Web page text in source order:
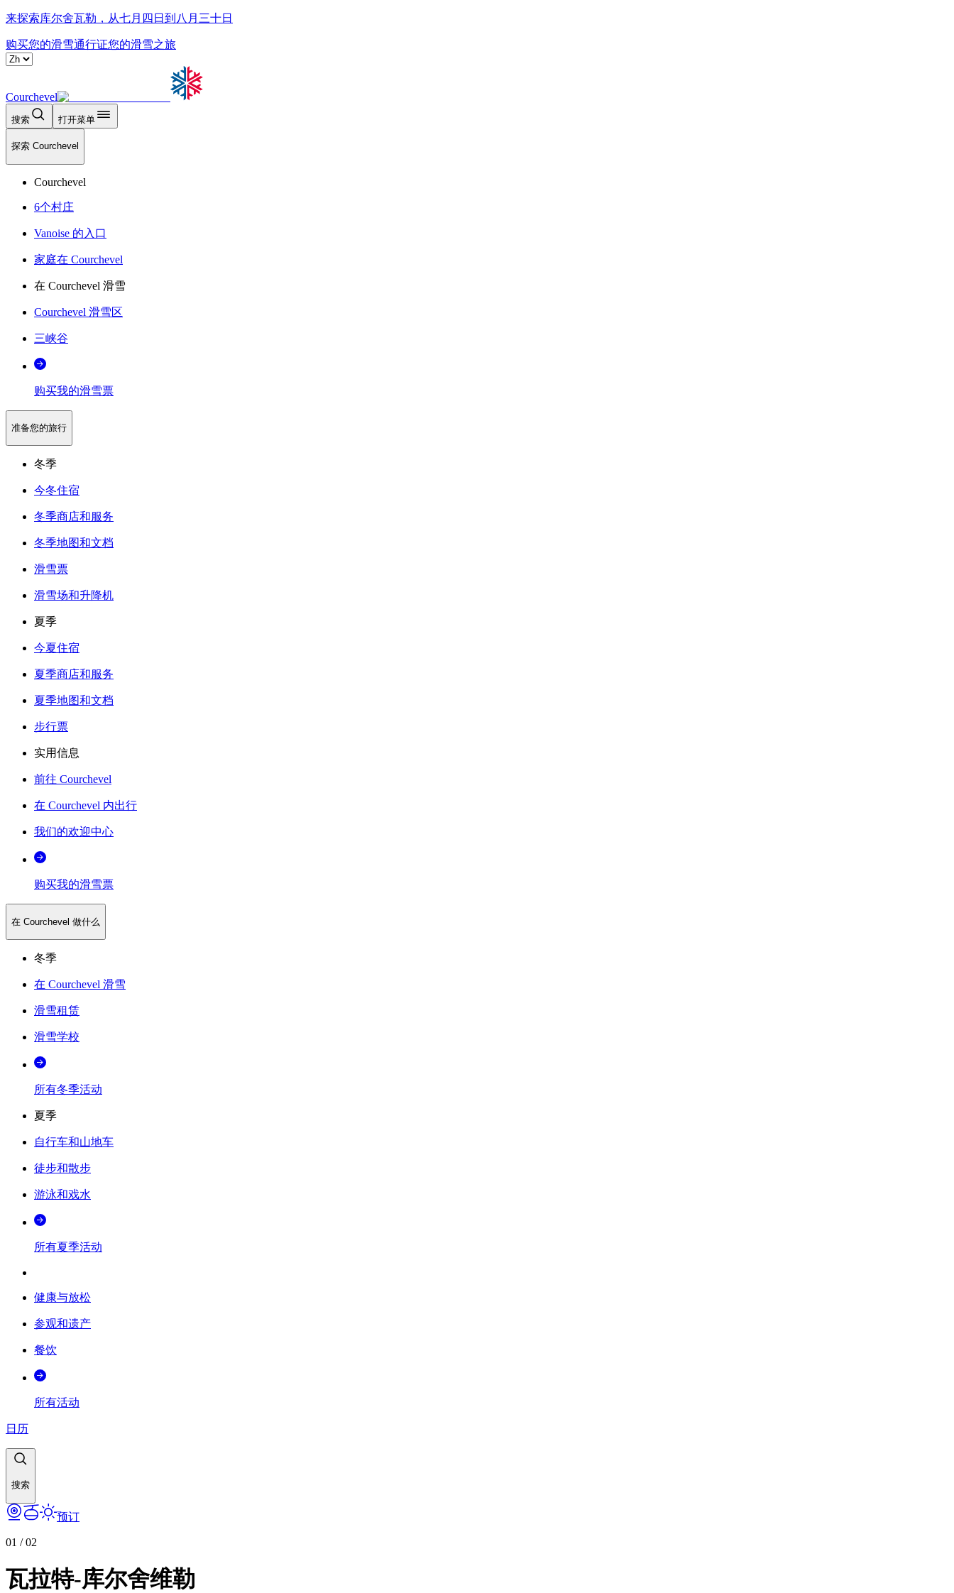
来探索库尔舍瓦勒，从七月四日到八月三十日
购买您的滑雪通行证您的滑雪之旅
Courchevel
搜索 打开菜单
探索 Courchevel
Courchevel
6个村庄
Vanoise 的入口
家庭在 Courchevel
在 Courchevel 滑雪
Courchevel 滑雪区
三峡谷
购买我的滑雪票
准备您的旅行
冬季
今冬住宿
冬季商店和服务
冬季地图和文档
滑雪票
滑雪场和升降机
夏季
今夏住宿
夏季商店和服务
夏季地图和文档
步行票
实用信息
前往 Courchevel
在 Courchevel 内出行
我们的欢迎中心
购买我的滑雪票
在 Courchevel 做什么
冬季
在 Courchevel 滑雪
滑雪租赁
滑雪学校
所有冬季活动
夏季
自行车和山地车
徒步和散步
游泳和戏水
所有夏季活动
健康与放松
参观和遗产
餐饮
所有活动
日历
搜索
预订
01 /02
瓦拉特-库尔舍维勒